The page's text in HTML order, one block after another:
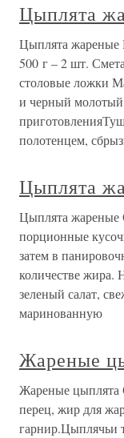
Цыплята
Цыплята жареные
500 г – 2 шт.
столовые ложки
и черный
полотенцем,
Цыплята
Цыплята жареные
порционные
затем в
количестве жира.
зеленый салат,
маринованную
Жареные
Жареные цыплята
перец, жир для
гарнир.Цыплячьи